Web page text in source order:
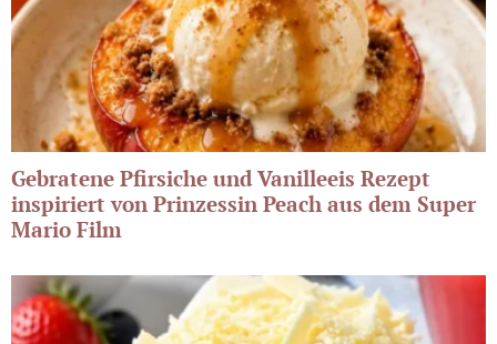
Gebratene Pfirsiche und Vanilleeis Rezept
inspiriert von Prinzessin Peach aus dem Super
Mario Film